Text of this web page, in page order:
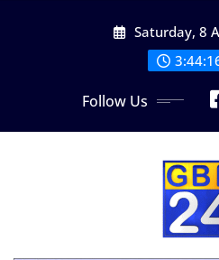
Saturday, 8
Follow Us